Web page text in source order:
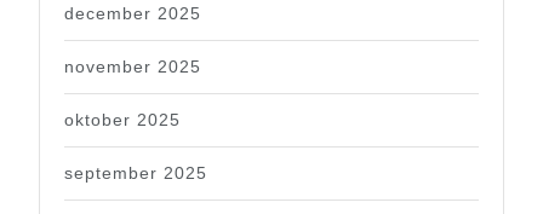
december 2025
november 2025
oktober 2025
september 2025